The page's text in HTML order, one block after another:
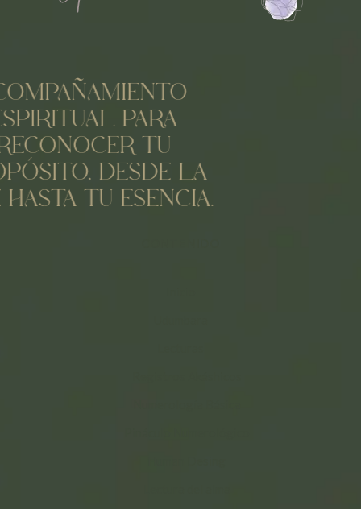
PARA
TU
DESDE LA
HASTA TU ESENCIA.